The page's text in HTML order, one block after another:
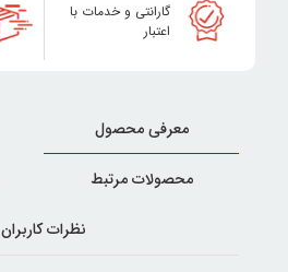
گارانتی و خدمات با
اعتبار
معرفی محصول
محصولات مرتبط
نظرات کاربران